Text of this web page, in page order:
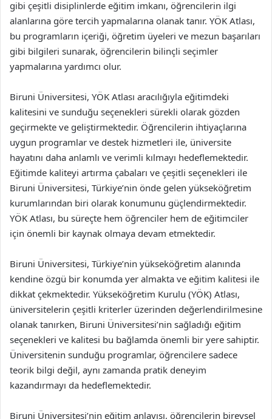
gibi çeşitli disiplinlerde eğitim imkanı, öğrencilerin ilgi
alanlarına göre tercih yapmalarına olanak tanır. YÖK Atlası,
bu programların içeriği, öğretim üyeleri ve mezun başarıları
gibi bilgileri sunarak, öğrencilerin bilinçli seçimler
yapmalarına yardımcı olur.
Biruni Üniversitesi, YÖK Atlası aracılığıyla eğitimdeki
kalitesini ve sunduğu seçenekleri sürekli olarak gözden
geçirmekte ve geliştirmektedir. Öğrencilerin ihtiyaçlarına
uygun programlar ve destek hizmetleri ile, üniversite
hayatını daha anlamlı ve verimli kılmayı hedeflemektedir.
Eğitimde kaliteyi artırma çabaları ve çeşitli seçenekleri ile
Biruni Üniversitesi, Türkiye’nin önde gelen yükseköğretim
kurumlarından biri olarak konumunu güçlendirmektedir.
YÖK Atlası, bu süreçte hem öğrenciler hem de eğitimciler
için önemli bir kaynak olmaya devam etmektedir.
Biruni Üniversitesi, Türkiye’nin yükseköğretim alanında
kendine özgü bir konumda yer almakta ve eğitim kalitesi ile
dikkat çekmektedir. Yükseköğretim Kurulu (YÖK) Atlası,
üniversitelerin çeşitli kriterler üzerinden değerlendirilmesine
olanak tanırken, Biruni Üniversitesi’nin sağladığı eğitim
seçenekleri ve kalitesi bu bağlamda önemli bir yere sahiptir.
Üniversitenin sunduğu programlar, öğrencilere sadece
teorik bilgi değil, aynı zamanda pratik deneyim
kazandırmayı da hedeflemektedir.
Biruni Üniversitesi’nin eğitim anlayışı, öğrencilerin bireysel